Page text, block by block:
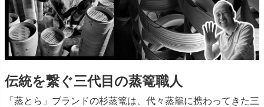
伝統を繋ぐ三代目の蒸篭職人
「蒸とら」ブランドの杉蒸篭は、代々蒸籠に携わってきた三